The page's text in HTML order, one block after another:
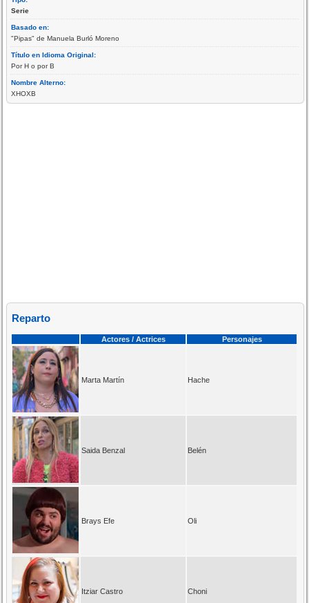
Serie
Basado en:
"Pipas" de Manuela Burló Moreno
Título en Idioma Original:
Por H o por B
Nombre Alterno:
XHOXB
Reparto
Actores / Actrices Personajes
Marta Martín Hache
Saida Benzal Belén
Brays Efe Oli
Itziar Castro Choni